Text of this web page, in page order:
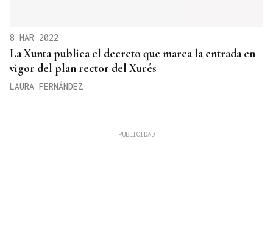
8 MAR 2022
La Xunta publica el decreto que marca la entrada en
vigor del plan rector del Xurés
LAURA FERNÁNDEZ